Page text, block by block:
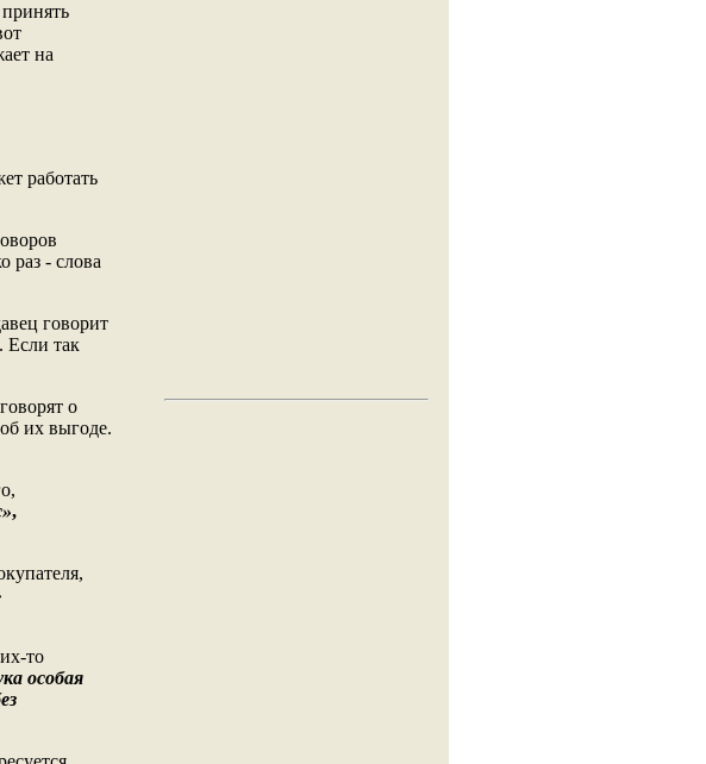
на
работать
раз - слова
говорит
Если так
о
их выгоде.
,
то
особая